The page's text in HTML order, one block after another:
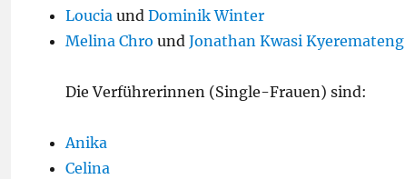
Loucia und Dominik Winter
Melina Chro und Jonathan Kwasi Kyeremateng
Die Verführerinnen (Single-Frauen) sind:
Anika
Celina